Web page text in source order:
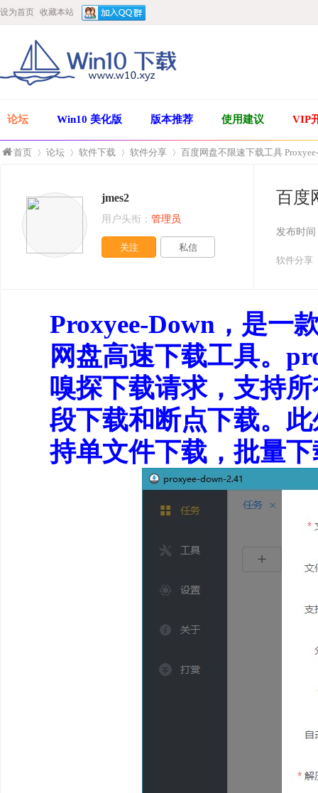
设为首页 收藏本站
论坛 Win10 美化版 版本推荐 使用建议 VIP
首页
»
论坛 软件下载
›
软件分享
›
百度网盘不限速下载工具
百度
发布时间
软件分享
jmes2
用户头衔： 管理员
关注 私信
Proxyee-Down，是一
网盘高速下载工具。
嗅探下载请求，支持
段下载和断点下载。
持单文件下载，批量